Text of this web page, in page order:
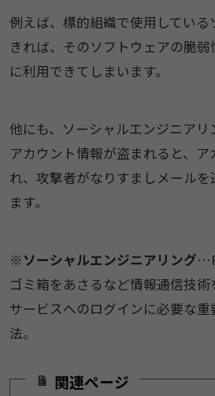
例えば、標的組織で使用してい
きれば、そのソフトウェアの脆
に利用できてしまいます。
他にも、ソーシャルエンジニアリ
アカウント情報が盗まれると、ア
れ、攻撃者がなりすましメール
ます。
※ソーシャルエンジニアリング
ゴミ箱をあさるなど情報通信技
サービスへのログインに必要な
法。
関連ページ